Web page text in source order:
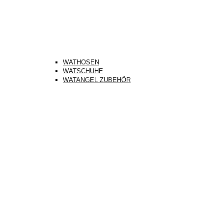
WATHOSEN
WATSCHUHE
WATANGEL ZUBEHÖR